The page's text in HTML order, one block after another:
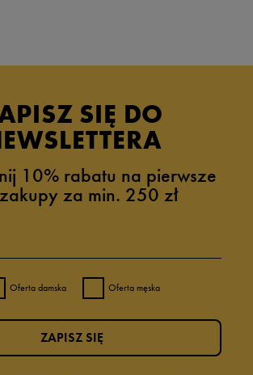
SIĘ DO
10% rabatu na pierwsze
zakupy za min. 250 zł
Oferta damska Oferta męska
ZAPISZ SIĘ